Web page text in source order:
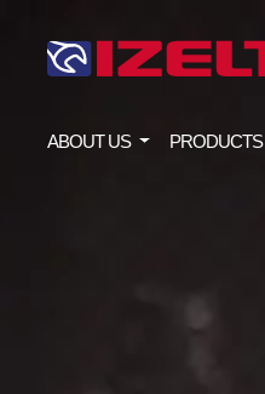
ABOUT US PRODUCTS